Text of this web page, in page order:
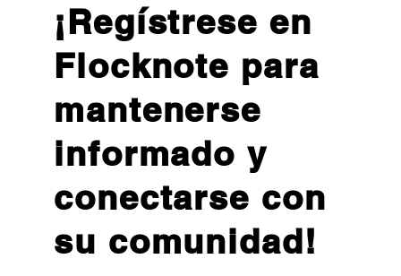
¡Regístrese en
Flocknote para
mantenerse
informado y
conectarse con
su comunidad!